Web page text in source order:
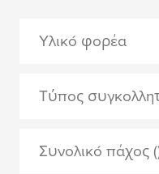
Υλικό φορέα
0 Selected
Τύπος
0 Selected
Συνολικό πάχος